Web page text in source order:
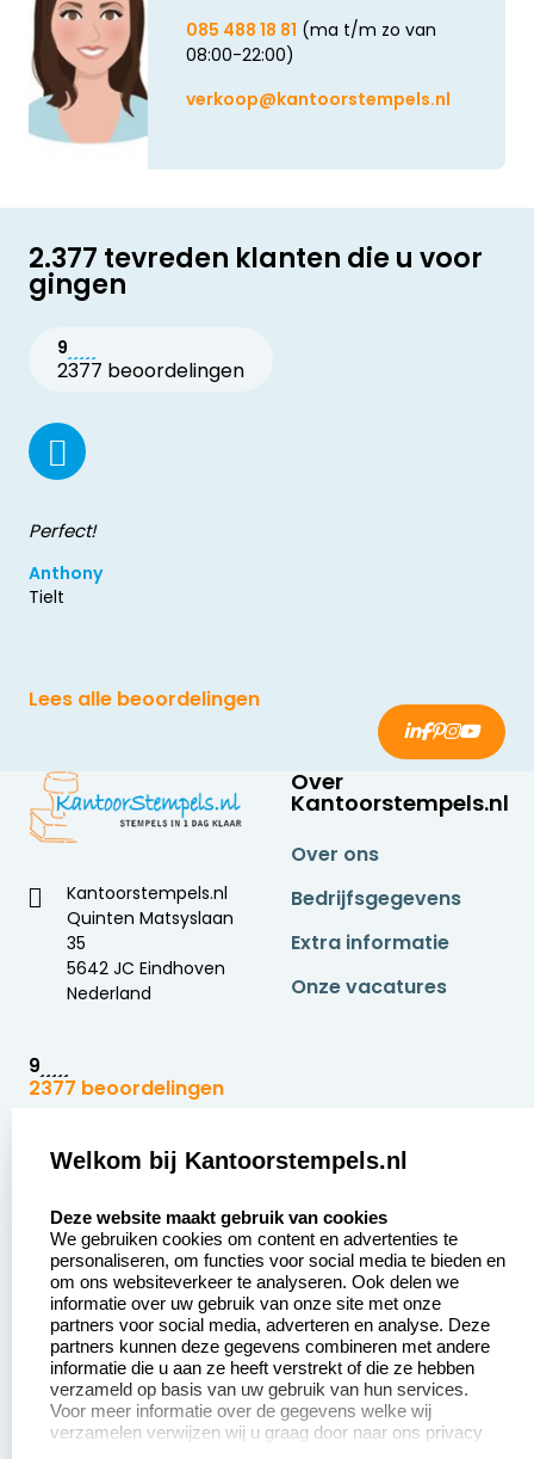
085 488 18 81 (ma t/m zo van
08:00-22:00)
verkoop@kantoorstempels.nl
2.377 tevreden klanten die u voor
gingen
9
2377 beoordelingen
Perfect!
Anthony
Tielt
Lees alle beoordelingen
Kantoorstempels.nl
Quinten Matsyslaan
35
5642 JC Eindhoven
Nederland
9
2377 beoordelingen
Over
Kantoorstempels.nl
Over ons
Bedrijfsgegevens
Extra informatie
Onze vacatures
Zakelijk:
Aanvraag op maat
Betaling &
Verzending
Wederverkoper
worden
Sale
Klantenservice:
Contact opnemen
Veel gestelde vragen
Retourneren
Herroepingsrecht
Welkom bij Kantoorstempels.nl
Deze website maakt gebruik van cookies
We gebruiken cookies om content en advertenties te
personaliseren, om functies voor social media te bieden en
om ons websiteverkeer te analyseren. Ook delen we
informatie over uw gebruik van onze site met onze
partners voor social media, adverteren en analyse. Deze
partners kunnen deze gegevens combineren met andere
informatie die u aan ze heeft verstrekt of die ze hebben
verzameld op basis van uw gebruik van hun services.
Voor meer informatie over de gegevens welke wij
verzamelen verwijzen wij u graag door naar ons privacy